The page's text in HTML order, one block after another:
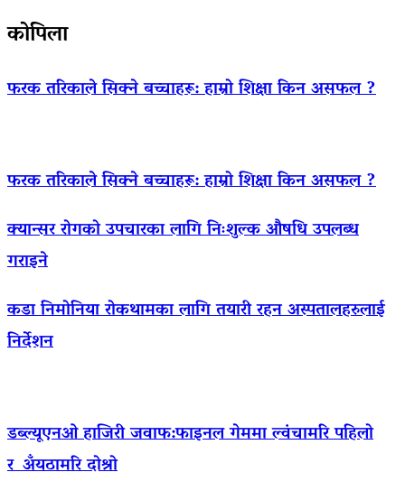
कोपिला
फरक तरिकाले सिक्ने बच्चाहरू: हाम्रो शिक्षा किन असफल ?
फरक तरिकाले सिक्ने बच्चाहरू: हाम्रो शिक्षा किन असफल ?
क्यान्सर रोगको उपचारका लागि निःशुल्क औषधि उपलब्ध
गराइने
कडा निमोनिया रोकथामका लागि तयारी रहन अस्पतालहरुलाई
निर्देशन
डब्ल्यूएनओ हाजिरी जवाफ:फाइनल गेममा ल्वंचामरि पहिलो
र अँयठामरि दोश्रो